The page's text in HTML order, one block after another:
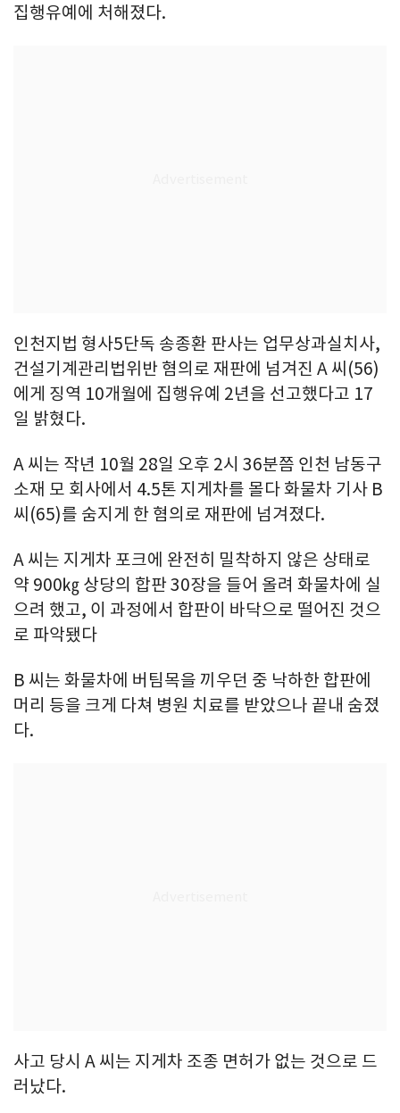
집행유예에 처해졌다.
인천지법 형사5단독 송종환 판사는 업무상과실치사,
건설기계관리법위반 혐의로 재판에 넘겨진 A 씨(56)
에게 징역 10개월에 집행유예 2년을 선고했다고 17
일 밝혔다.
A 씨는 작년 10월 28일 오후 2시 36분쯤 인천 남동구
소재 모 회사에서 4.5톤 지게차를 몰다 화물차 기사 B
씨(65)를 숨지게 한 혐의로 재판에 넘겨졌다.
A 씨는 지게차 포크에 완전히 밀착하지 않은 상태로
약 900㎏ 상당의 합판 30장을 들어 올려 화물차에 실
으려 했고, 이 과정에서 합판이 바닥으로 떨어진 것으
로 파악됐다
B 씨는 화물차에 버팀목을 끼우던 중 낙하한 합판에
머리 등을 크게 다쳐 병원 치료를 받았으나 끝내 숨졌
다.
사고 당시 A 씨는 지게차 조종 면허가 없는 것으로 드
러났다.